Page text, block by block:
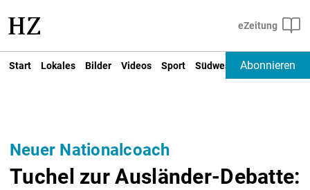
Start Lokales Bilder Videos Sport Südwest Deutschland
Abonnieren
Neuer Nationalcoach
Tuchel zur Ausländer-Debatte: